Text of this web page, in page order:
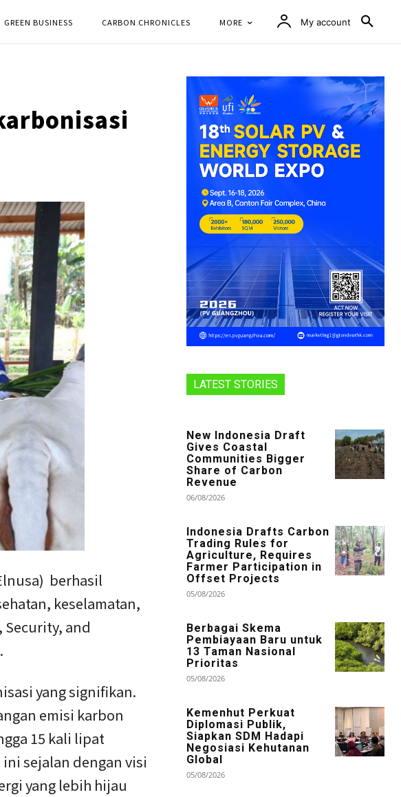
GREEN BUSINESS CARBON CHRONICLES MORE My account
berhasil
keselamatan,
Security, and
yang signifikan.
emisi karbon
15 kali lipat
sejalan dengan visi
yang lebih hijau
LATEST STORIES
New Indonesia Draft
Gives Coastal
Communities Bigger
Share of Carbon
Revenue
06/08/2026
Indonesia Drafts Carbon
Trading Rules for
Agriculture, Requires
Farmer Participation in
Offset Projects
05/08/2026
Berbagai Skema
Pembiayaan Baru untuk
13 Taman Nasional
Prioritas
05/08/2026
Kemenhut Perkuat
Diplomasi Publik,
Siapkan SDM Hadapi
Negosiasi Kehutanan
Global
05/08/2026